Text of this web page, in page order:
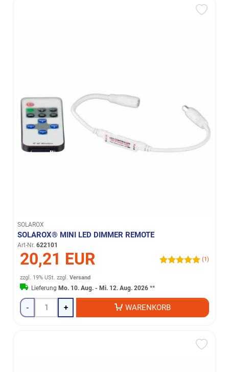
SOLAROX
SOLAROX® MINI LED DIMMER REMOTE
Art-Nr. 622101
20,21 EUR (1)
zzgl. 19% USt. zzgl.Versand
Lieferung Mo. 10. Aug. - Mi. 12. Aug. 2026 **
- + WARENKORB